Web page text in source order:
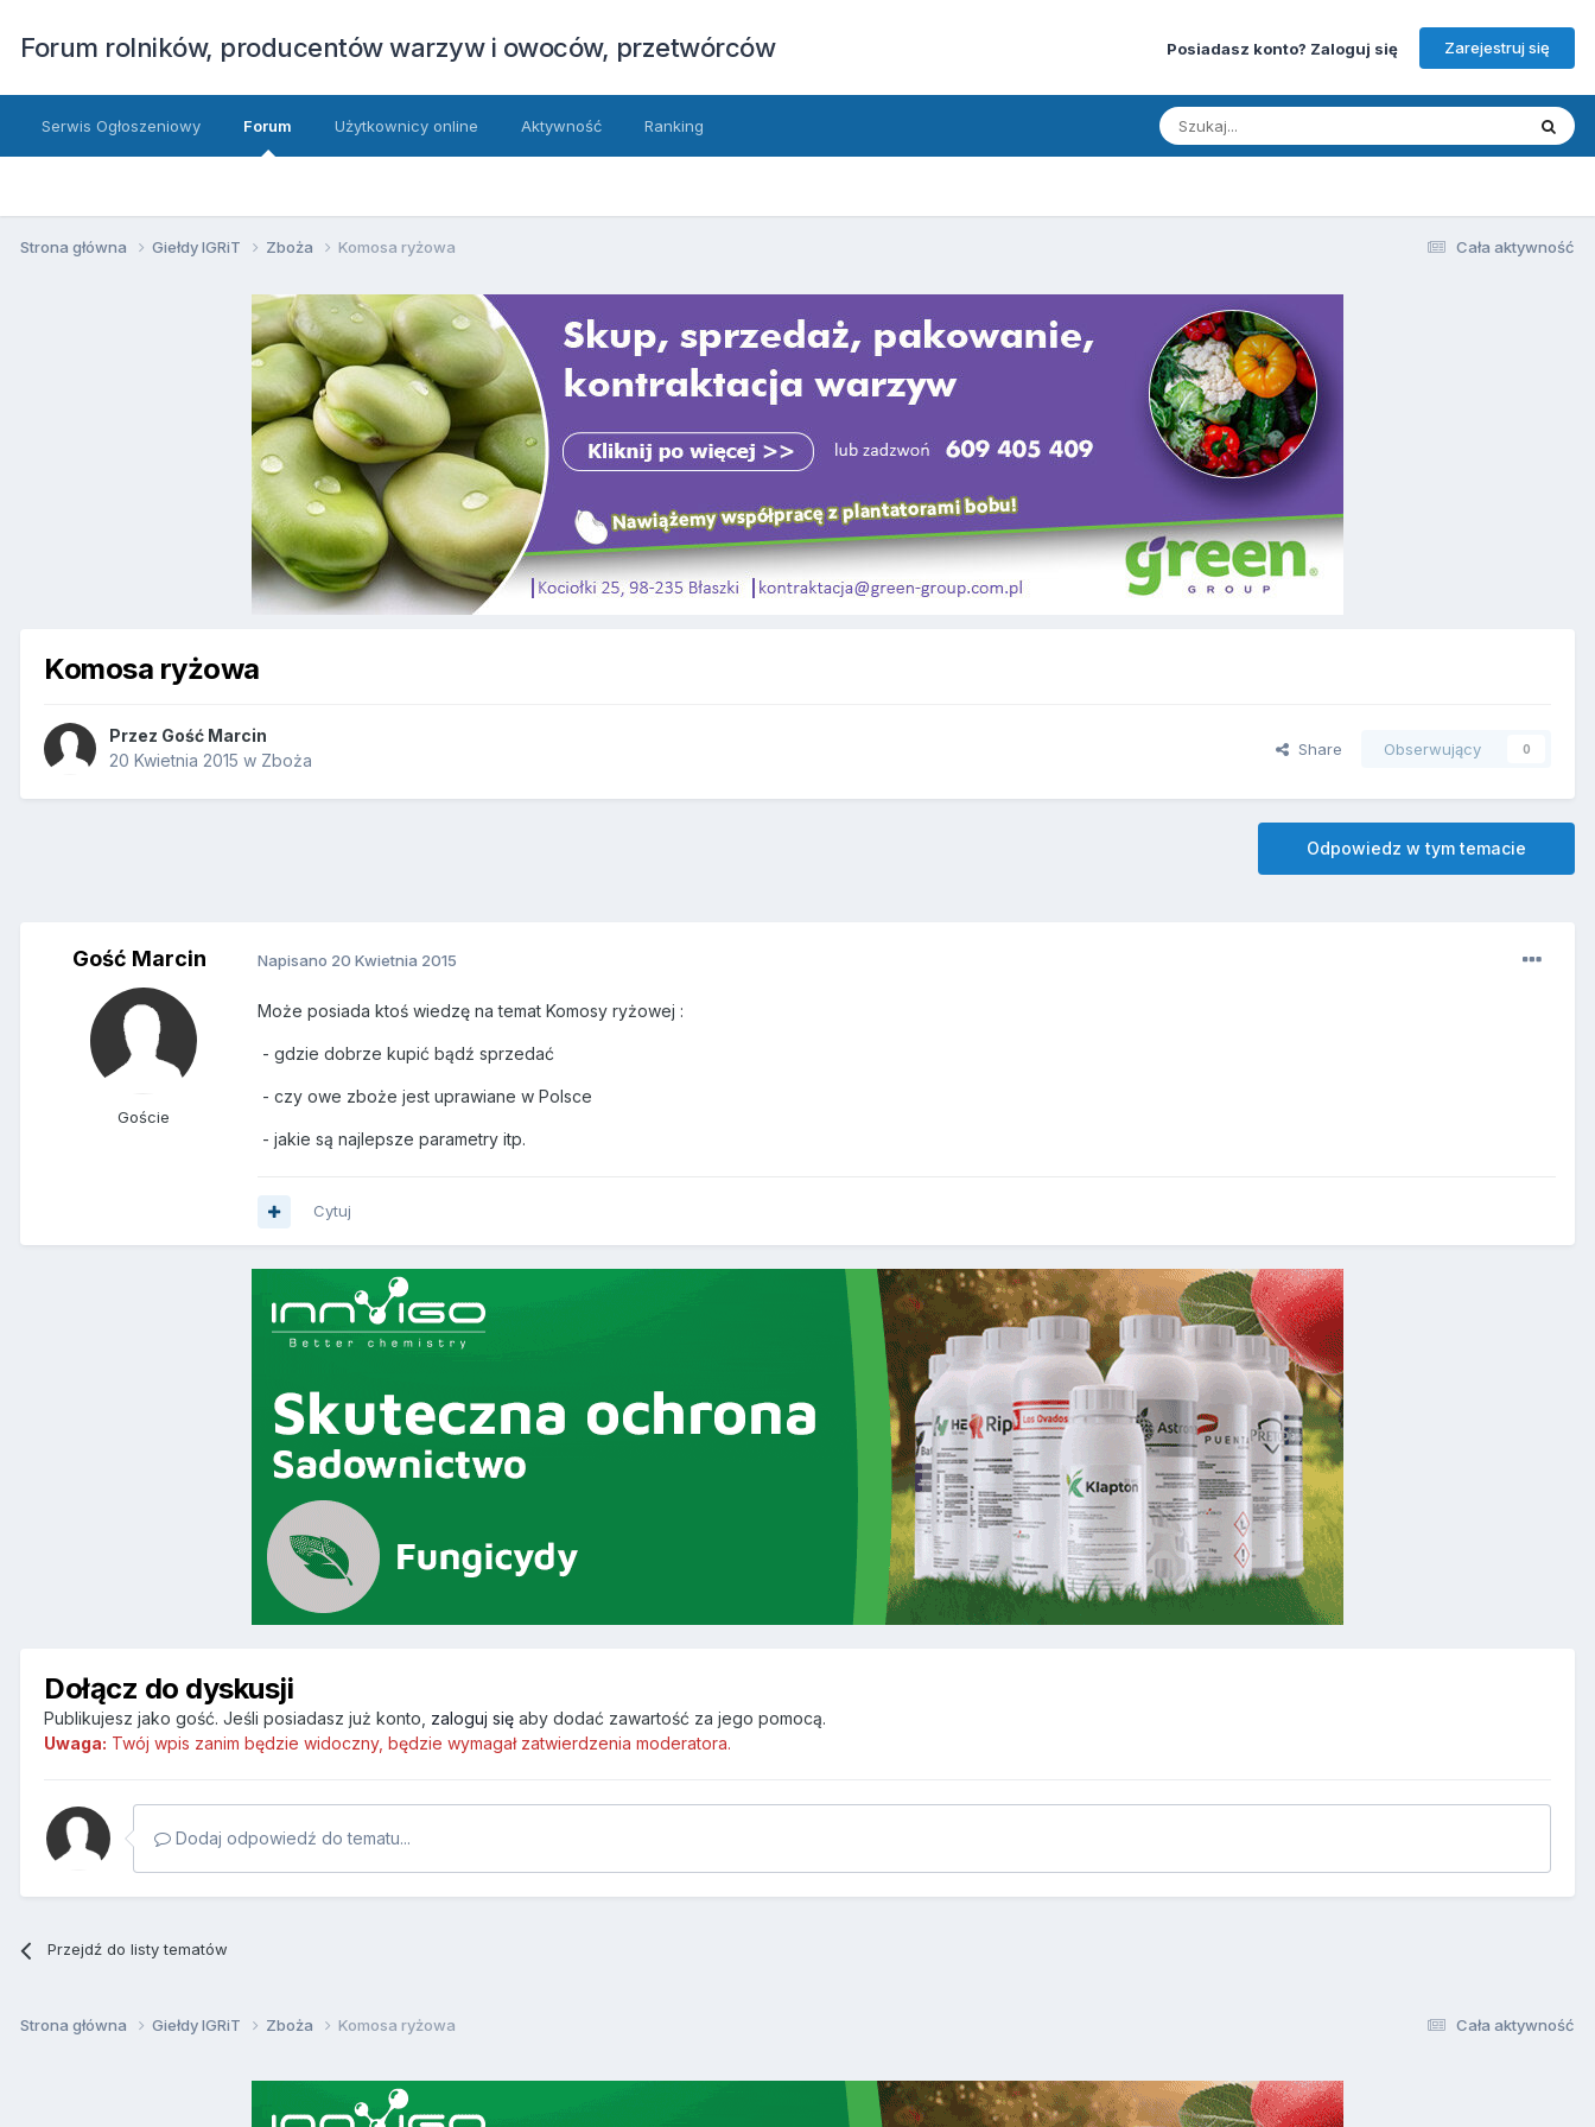
Forum rolników, producentów warzyw i owoców, przetwórców Posiadasz konto? Zaloguj się Zarejestruj się
Serwis Ogłoszeniowy Forum Użytkownicy online Aktywność Ranking
Cała aktywność
Strona główna Giełdy IGRiT Zboża Komosa ryżowa
Komosa ryżowa
Przez Gość Marcin
20 Kwietnia 2015 w Zboża
Share Obserwujący 0
Odpowiedz w tym temacie
Gość Marcin
Goście
Napisano 20 Kwietnia 2015
Może posiada ktoś wiedzę na temat Komosy ryżowej :
- gdzie dobrze kupić bądź sprzedać
- czy owe zboże jest uprawiane w Polsce
- jakie są najlepsze parametry itp.
Cytuj
Dołącz do dyskusji
Publikujesz jako gość. Jeśli posiadasz już konto, zaloguj się aby dodać zawartość za jego pomocą.
Uwaga: Twój wpis zanim będzie widoczny, będzie wymagał zatwierdzenia moderatora.
Dodaj odpowiedź do tematu...
Przejdź do listy tematów
Cała aktywność
Strona główna Giełdy IGRiT Zboża Komosa ryżowa